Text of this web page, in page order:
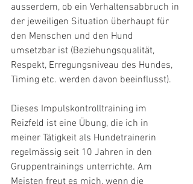
ausserdem, ob ein Verhaltensabbruch in
der jeweiligen Situation überhaupt für
den Menschen und den Hund
umsetzbar ist (Beziehungsqualität,
Respekt, Erregungsniveau des Hundes,
Timing etc. werden davon beeinflusst).
Dieses Impulskontrolltraining im
Reizfeld ist eine Übung, die ich in
meiner Tätigkeit als Hundetrainerin
regelmässig seit 10 Jahren in den
Gruppentrainings unterrichte. Am
Meisten freut es mich, wenn die